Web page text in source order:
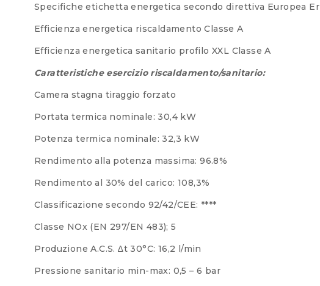
Specifiche etichetta energetica secondo direttiva Europea
Efficienza energetica riscaldamento Classe A
Efficienza energetica sanitario profilo XXL Classe A
Caratteristiche esercizio riscaldamento/sanitario:
Camera stagna tiraggio forzato
Portata termica nominale: 30,4 kW
Potenza termica nominale: 32,3 kW
Rendimento alla potenza massima: 96.8%
Rendimento al 30% del carico: 108,3%
Classificazione secondo 92/42/CEE: ****
Classe NOx (EN 297/EN 483); 5
Produzione A.C.S. ∆t 30°C: 16,2 l/min
Pressione sanitario min-max: 0,5 – 6 bar